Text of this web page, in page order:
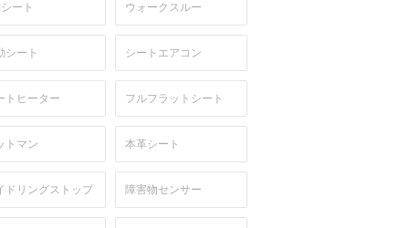
ート ウォークスルー
シート シートエアコン
トヒーター フルフラットシート
トマン 本革シート
ドリングストップ 障害物センサー